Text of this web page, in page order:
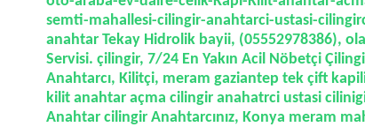
semti-mahallesi-cilingir-anahtarci-ustasi-
anahtar Tekay Hidrolik bayii, (05552978386),
Servisi. çilingir, 7/24 En Yakın Acil Nöbetçi
Anahtarcı, Kilitçi, meram gaziantep tek çift
kilit anahtar açma cilingir anahatrci ustasi
Anahtar cilingir Anahtarcınız, Konya meram